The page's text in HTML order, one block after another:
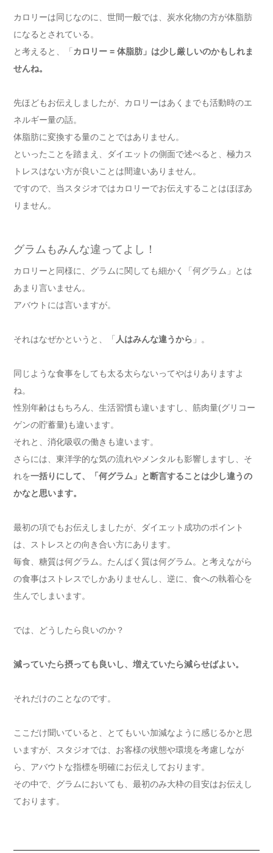
カロリーは同じなのに、世間一般では、炭水化物の方が体脂肪
になるとされている。
と考えると、「カロリー = 体脂肪」は少し厳しいのかもしれま
せんね。
先ほどもお伝えしましたが、カロリーはあくまでも活動時のエ
ネルギー量の話。
体脂肪に変換する量のことではありません。
といったことを踏まえ、ダイエットの側面で述べると、極力ス
トレスはない方が良いことは間違いありません。
ですので、当スタジオではカロリーでお伝えすることはほぼあ
りません。
グラムもみんな違ってよし！
カロリーと同様に、グラムに関しても細かく「何グラム」とは
あまり言いません。
アバウトには言いますが。
それはなぜかというと、「 人はみんな違うから 」。
同じような食事をしても太る太らないってやはりありますよ
ね。
性別年齢はもちろん、生活習慣も違いますし、筋肉量(グリコー
ゲンの貯蓄量)も違います。
それと、消化吸収の働きも違います。
さらには、東洋学的な気の流れやメンタルも影響しますし、そ
れを一括りにして、「何グラム」と断言することは少し違うの
かなと思います。
最初の項でもお伝えしましたが、ダイエット成功のポイント
は、ストレスとの向き合い方にあります。
毎食、糖質は何グラム。たんぱく質は何グラム。と考えながら
の食事はストレスでしかありませんし、逆に、食への執着心を
生んでしまいます。
では、どうしたら良いのか？
減っていたら摂っても良いし、増えていたら減らせばよい。
それだけのことなのです。
ここだけ聞いていると、とてもいい加減なように感じるかと思
いますが、スタジオでは、お客様の状態や環境を考慮しなが
ら、アバウトな指標を明確にお伝えしております。
その中で、グラムにおいても、最初のみ大枠の目安はお伝えし
ております。